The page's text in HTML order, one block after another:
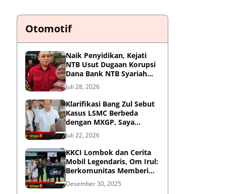
Otomotif
Naik Penyidikan, Kejati
NTB Usut Dugaan Korupsi
Dana Bank NTB Syariah
untuk MXGP 2023
Juli 28, 2026
Klarifikasi Bang Zul Sebut
Kasus LSMC Berbeda
dengan MXGP, Saya
Dipanggil Sebagai Saksi
Juli 22, 2026
KKCI Lombok dan Cerita
Mobil Legendaris, Om Irul:
Berkomunitas Memberi
Manfaat dan Membangun
Imej Positif
Desember 30, 2025